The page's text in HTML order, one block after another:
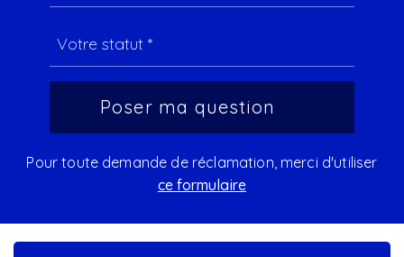
Pour toute demande de réclamation, merci d'utiliser
ce formulaire